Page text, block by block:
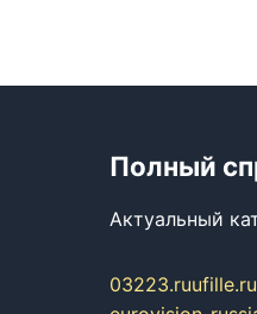
Полный
Актуальный
03223.ruufille.ru